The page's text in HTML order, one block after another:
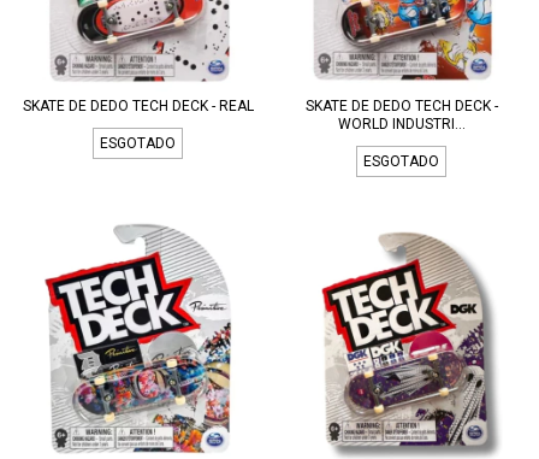
SKATE DE DEDO TECH DECK - REAL
ESGOTADO
SKATE DE DEDO TECH DECK -
WORLD INDUSTRI...
ESGOTADO